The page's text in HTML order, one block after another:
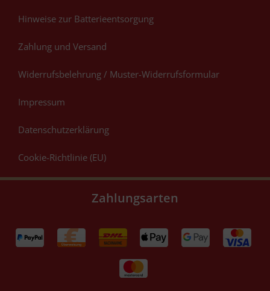
Hinweise zur Batterieentsorgung
Zahlung und Versand
Widerrufsbelehrung / Muster-Widerrufsformular
Impressum
Datenschutzerklärung
Cookie-Richtlinie (EU)
Zahlungsarten